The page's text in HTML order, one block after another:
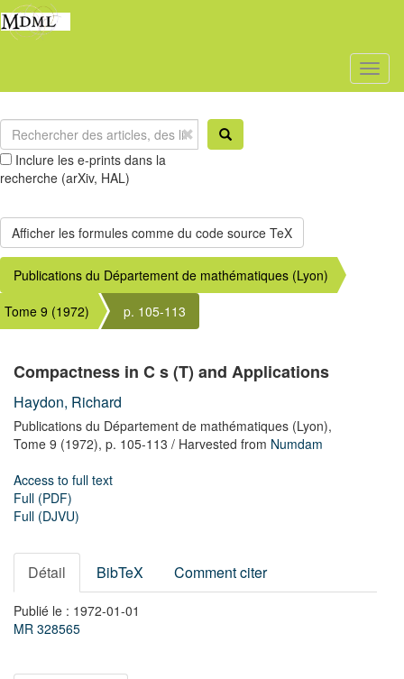
Inclure les e-prints dans la
recherche (arXiv, HAL)
Publications du Département de mathématiques (Lyon)
Tome 9 (1972)
p. 105-113
Compactness in Cs(T) and Applications
Haydon, Richard
Publications du Département de mathématiques (Lyon),
Tome 9 (1972), p. 105-113 / Harvested from Numdam
Access to full text
Full (PDF)
Full (DJVU)
Détail BibTeX Comment citer
Publié le : 1972-01-01
MR 328565